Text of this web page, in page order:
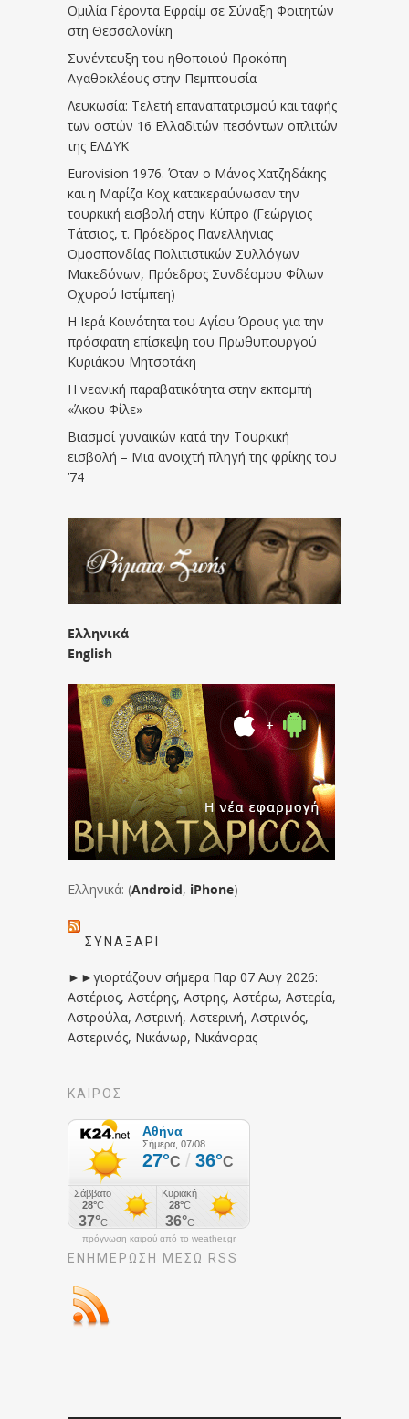
Ομιλία Γέροντα Εφραίμ σε Σύναξη Φοιτητών
στη Θεσσαλονίκη
Συνέντευξη του ηθοποιού Προκόπη
Αγαθοκλέους στην Πεμπτουσία
Λευκωσία: Τελετή επαναπατρισμού και ταφής
των οστών 16 Ελλαδιτών πεσόντων οπλιτών
της ΕΛΔΥΚ
Eurovision 1976. Όταν ο Μάνος Χατζηδάκης
και η Μαρίζα Κοχ κατακεραύνωσαν την
τουρκική εισβολή στην Κύπρο (Γεώργιος
Τάτσιος, τ. Πρόεδρος Πανελλήνιας
Ομοσπονδίας Πολιτιστικών Συλλόγων
Μακεδόνων, Πρόεδρος Συνδέσμου Φίλων
Οχυρού Ιστίμπεη)
Η Ιερά Κοινότητα του Αγίου Όρους για την
πρόσφατη επίσκεψη του Πρωθυπουργού
Κυριάκου Μητσοτάκη
Η νεανική παραβατικότητα στην εκπομπή
«Άκου Φίλε»
Βιασμοί γυναικών κατά την Τουρκική
εισβολή – Μια ανοιχτή πληγή της φρίκης του
’74
Ελληνικά
English
Ελληνικά: (Android, iPhone)
ΣΥΝΑΞΆΡΙ
►►γιορτάζουν σήμερα Παρ 07 Αυγ 2026:
Αστέριος, Αστέρης, Αστρης, Αστέρω, Αστερία,
Αστρούλα, Αστρινή, Αστερινή, Αστρινός,
Αστερινός, Νικάνωρ, Νικάνορας
ΚΑΙΡΟΣ
πρόγνωση καιρού από το weather.gr
ΕΝΗΜΈΡΩΣΉ ΜΕΣΩ RSS